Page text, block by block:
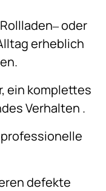
Rollladen‒
oder
ein
Verhalten .